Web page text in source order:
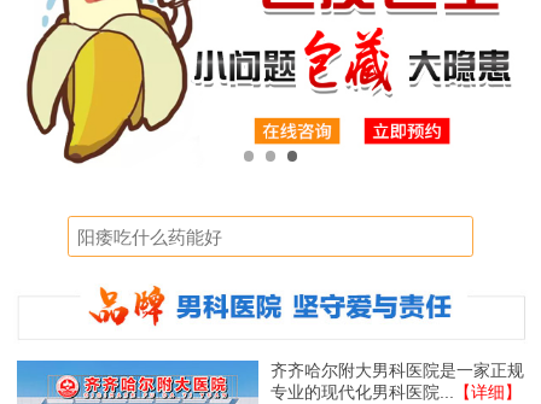
齐齐哈尔附大男科医院是一家正规
专业的现代化男科医院...
【详细】